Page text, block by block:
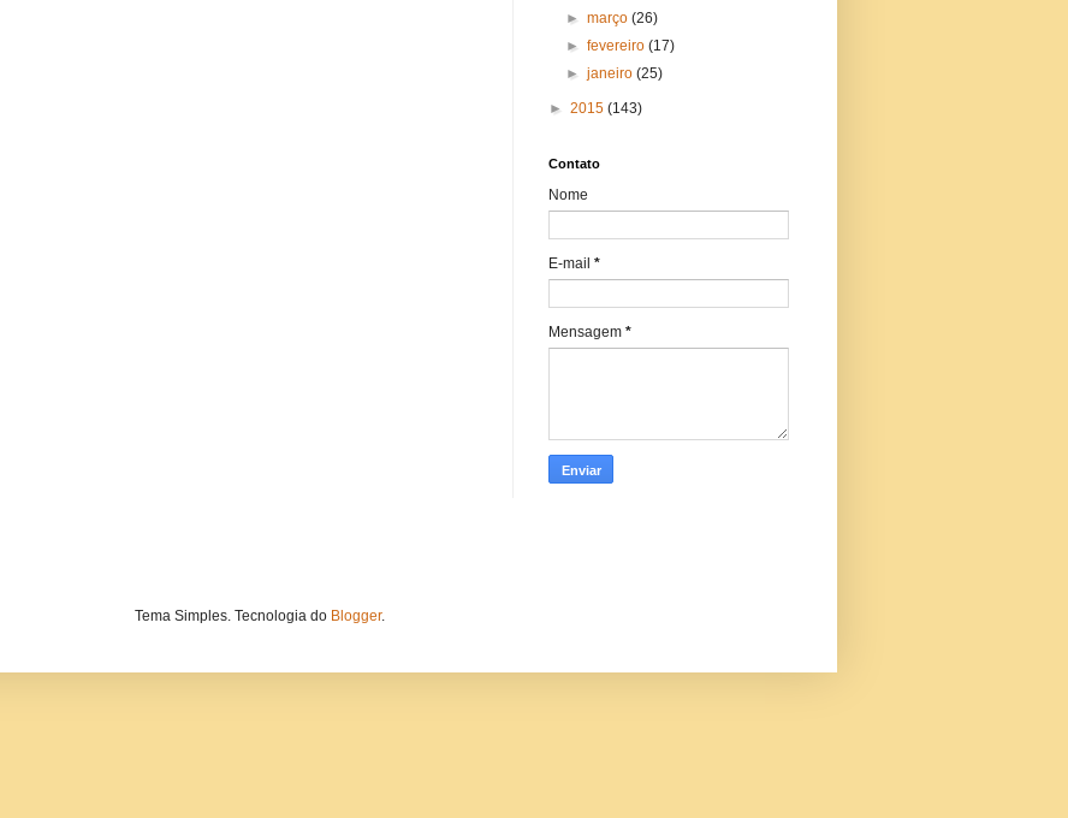
►março(26)
►fevereiro(17)
►janeiro(25)
► 2015 (143)
Contato
Nome
E-mail *
Mensagem *
Tema Simples. Tecnologia do Blogger.